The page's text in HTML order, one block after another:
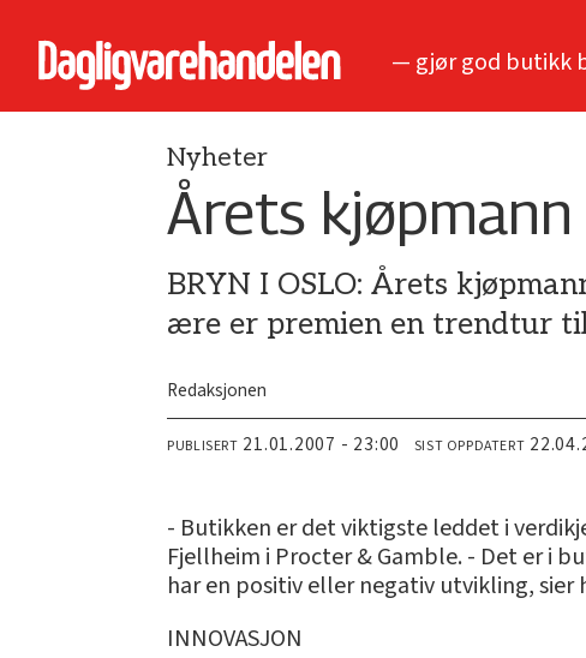
— gjør god butikk
Nyheter
Årets
BRYN I OSLO: Årets
ære er premien en trendtur
Redaksjonen
PUBLISERT 21.01.2007 - 23:00 SIST OPPDATERT
- Butikken er det viktigste leddet i
Fjellheim i Procter & Gamble. - Det er i
har en positiv eller negativ utvikling, sier
INNOVASJON